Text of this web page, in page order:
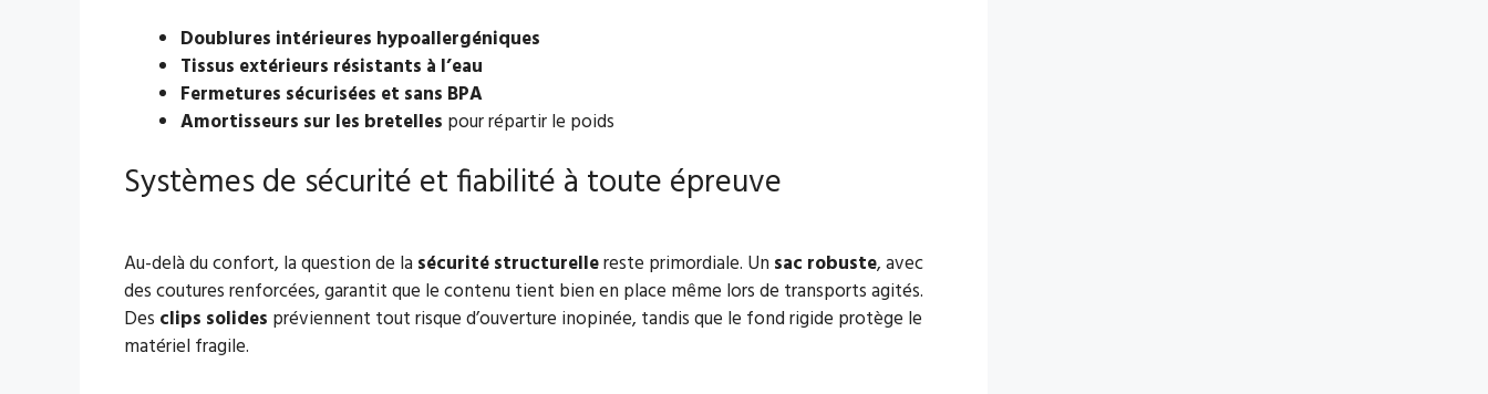
Doublures intérieures hypoallergéniques
Tissus extérieurs résistants à l’eau
Fermetures sécurisées et sans BPA
Amortisseurs sur les bretelles pour répartir le poids
Systèmes de sécurité et fiabilité à toute épreuve
Au-delà du confort, la question de la sécurité structurellereste primordiale. Un sac robuste, avec
des coutures renforcées, garantit que le contenu tient bien en place même lors de transports agités.
Des clips solides préviennent tout risque d’ouverture inopinée, tandis que le fond rigide protège le
matériel fragile.